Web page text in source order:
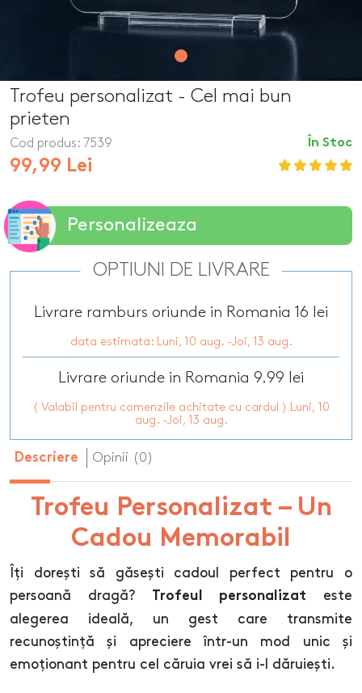
Trofeu personalizat - Cel mai bun
prieten
În Stoc
Cod produs: 7539
99,99 Lei
Personalizeaza
OPTIUNI DE LIVRARE
Livrare ramburs oriunde in Romania 16 lei
data estimata: Luni, 10 aug. -Joi, 13 aug.
Livrare oriunde in Romania 9.99 lei
( Valabil pentru comenzile achitate cu cardul ) Luni, 10
aug. -Joi, 13 aug.
Descriere Opinii (0)
Trofeu Personalizat – Un
Cadou Memorabil
Îți dorești să găsești cadoul perfect pentru o
persoană dragă?
Trofeul personalizat este
alegerea ideală, un gest care transmite
recunoștință și apreciere într-un mod unic și
emoționant pentru cel căruia vrei să i-l dăruiești.